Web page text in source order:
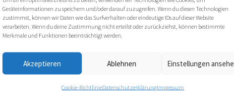
Geräteinformationen zu speichern und/oder darauf zuzugreifen. Wenn du diesen Technologien
zustimmst, können wir Daten wie das Surfverhalten oder eindeutige IDs auf dieser Website
verarbeiten. Wenn du deine Zustimmung nicht erteilst oder zurückziehst, können bestimmte
Merkmale und Funktionen beeinträchtigt werden.
Akzeptieren Ablehnen Einstellungen
Cookie-RichtlinieDatenschutzerklärungImpressum